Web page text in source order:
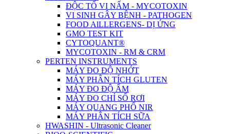
ĐỘC TỐ VI NẤM - MYCOTOXIN
VI SINH GÂY BỆNH - PATHOGEN
FOOD AlLLERGENS- DỊ ỨNG
GMO TEST KIT
CYTOQUANT®
MYCOTOXIN - RM & CRM
PERTEN INSTRUMENTS
MÁY ĐO ĐỘ NHỚT
MÁY PHÂN TÍCH GLUTEN
MÁY ĐO ĐỘ ẨM
MÁY ĐO CHỈ SỐ RƠI
MÁY QUANG PHỔ NIR
MÁY PHÂN TÍCH SỮA
HWASHIN - Ultrasonic Cleaner